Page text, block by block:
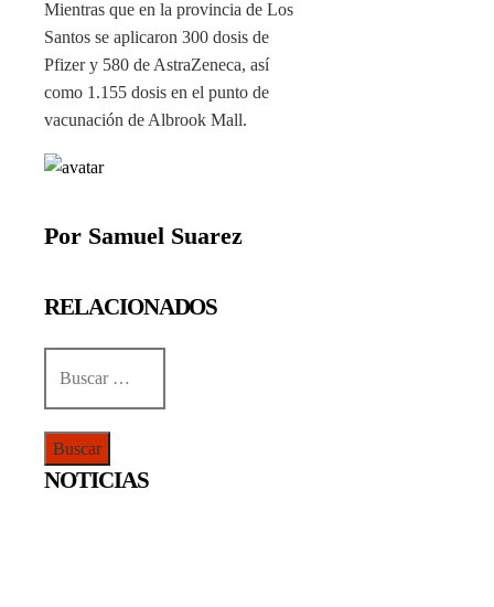
Mientras que en la provincia de Los
Santos se aplicaron 300 dosis de
Pfizer y 580 de AstraZeneca, así
como 1.155 dosis en el punto de
vacunación de Albrook Mall.
Por Samuel Suarez
RELACIONADOS
NOTICIAS